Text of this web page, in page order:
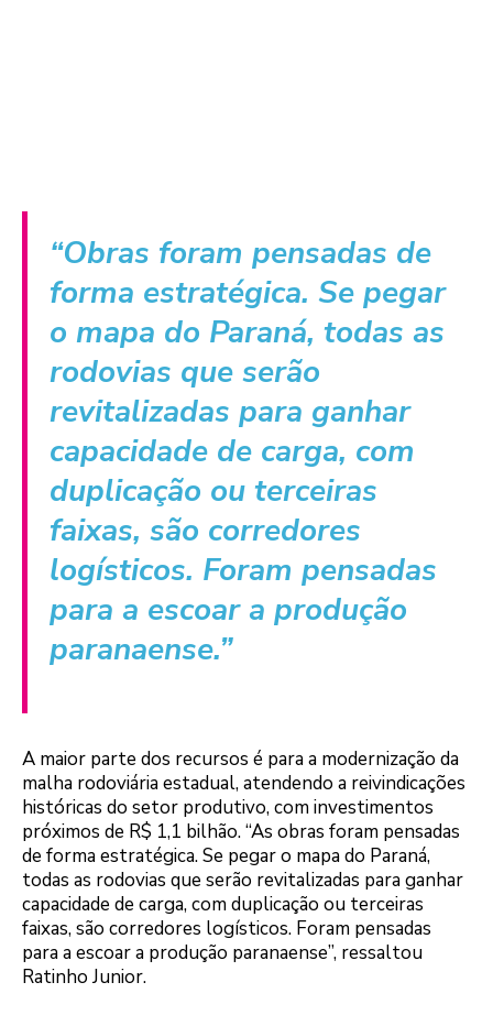
“Obras foram pensadas de
forma estratégica. Se pegar
o mapa do Paraná, todas as
rodovias que serão
revitalizadas para ganhar
capacidade de carga, com
duplicação ou terceiras
faixas, são corredores
logísticos. Foram pensadas
para a escoar a produção
paranaense.”
A maior parte dos recursos é para a modernização da
malha rodoviária estadual, atendendo a reivindicações
históricas do setor produtivo, com investimentos
próximos de R$ 1,1 bilhão. “As obras foram pensadas
de forma estratégica. Se pegar o mapa do Paraná,
todas as rodovias que serão revitalizadas para ganhar
capacidade de carga, com duplicação ou terceiras
faixas, são corredores logísticos. Foram pensadas
para a escoar a produção paranaense”, ressaltou
Ratinho Junior.